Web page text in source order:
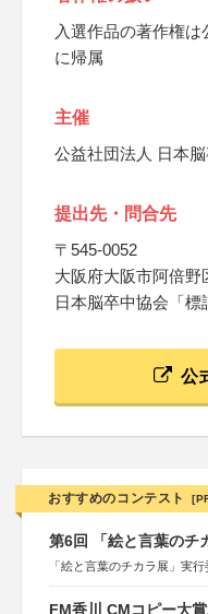
入選作品の著作権
に帰属
主催
公益社団法人 日本
提出先・問合先
〒545-0052
大阪府大阪市阿倍野
日本脳卒中協会「標
公
おすすめのコンテスト
第6回 「絵と言葉のチ
「絵と言葉のチカラ展」実
FM香川 CMコピー大